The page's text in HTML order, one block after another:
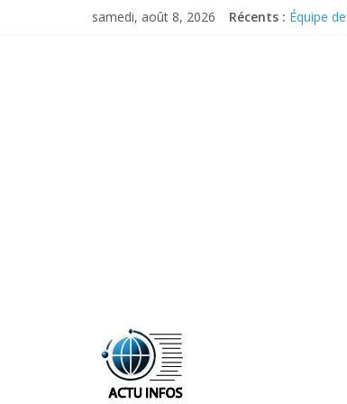
samedi, août 8, 2026 Récents : Équipe
ActuInfos